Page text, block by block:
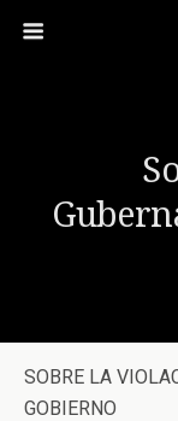
SOBRE LA
GOBIERNO